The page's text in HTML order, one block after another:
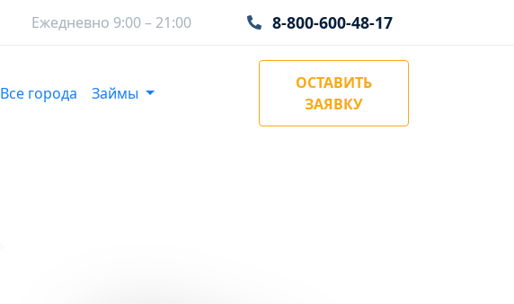
Ежедневно 9:00 – 21:00 8-800-600-48-17
Все города Займы
ОСТАВИТЬ
ЗАЯВКУ